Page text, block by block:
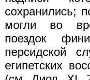
сохранились;
могли во
поездок
персидской
египетских